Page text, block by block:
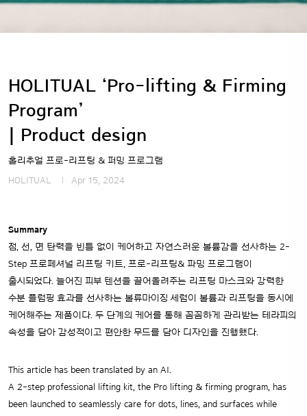
HOLITUAL ‘Pro-lifting & Firming
Program’
| Product design
홀리추얼 프로-리프팅 & 퍼밍 프로그램
HOLITUAL Apr 15, 2024
Summary
점, 선, 면 탄력을 빈틈 없이 케어하고 자연스러운 볼륨감을 선사하는 2-
Step 프로페셔널 리프팅 키트, 프로-리프팅& 파밍 프로그램이
출시되었다. 늘어진 피부 텐션을 끌어올려주는 리프팅 마스크와 강력한
수분 플럼핑 효과를 선사하는 볼류마이징 세럼이 볼륨과 리프팅을 동시에
케어해주는 제품이다. 두 단계의 케어를 통해 꼼꼼하게 관리받는 테라피의
속성을 담아 감성적이고 편안한 무드를 담아 디자인을 진행했다.
This article has been translated by an AI.
A 2-step professional lifting kit, the Pro lifting & firming program, has
been launched to seamlessly care for dots, lines, and surfaces while